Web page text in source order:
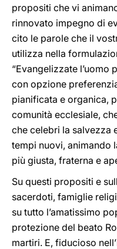
propositi che vi
rinnovato impegno di
cito le parole che il
utilizza nella
“Evangelizzate l’uomo
con opzione
pianificata e organica,
comunità ecclesiale,
che celebri la salvezza
tempi nuovi, animando
più giusta, fraterna e
Su questi propositi e
sacerdoti, famiglie
su tutto l’amatissimo
protezione del beato
martiri. E, fiducioso